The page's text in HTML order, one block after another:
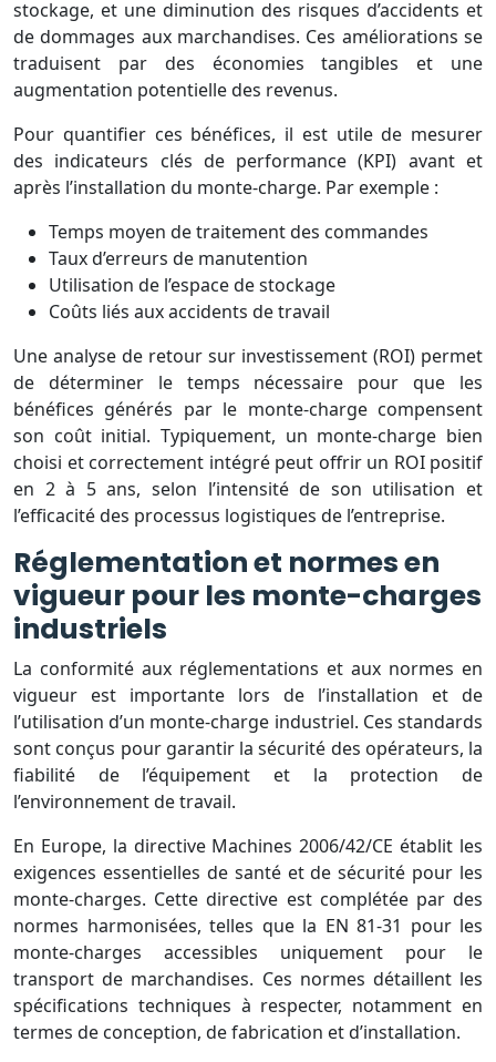
stockage, et une diminution des risques d’accidents et
de dommages aux marchandises. Ces améliorations se
traduisent par des économies tangibles et une
augmentation potentielle des revenus.
Pour quantifier ces bénéfices, il est utile de mesurer
des indicateurs clés de performance (KPI) avant et
après l’installation du monte-charge. Par exemple :
Temps moyen de traitement des commandes
Taux d’erreurs de manutention
Utilisation de l’espace de stockage
Coûts liés aux accidents de travail
Une analyse de retour sur investissement (ROI) permet
de déterminer le temps nécessaire pour que les
bénéfices générés par le monte-charge compensent
son coût initial. Typiquement, un monte-charge bien
choisi et correctement intégré peut offrir un ROI positif
en 2 à 5 ans, selon l’intensité de son utilisation et
l’efficacité des processus logistiques de l’entreprise.
Réglementation et normes en
vigueur pour les monte-charges
industriels
La conformité aux réglementations et aux normes en
vigueur est importante lors de l’installation et de
l’utilisation d’un monte-charge industriel. Ces standards
sont conçus pour garantir la sécurité des opérateurs, la
fiabilité de l’équipement et la protection de
l’environnement de travail.
En Europe, la directive Machines 2006/42/CE établit les
exigences essentielles de santé et de sécurité pour les
monte-charges. Cette directive est complétée par des
normes harmonisées, telles que la EN 81-31 pour les
monte-charges accessibles uniquement pour le
transport de marchandises. Ces normes détaillent les
spécifications techniques à respecter, notamment en
termes de conception, de fabrication et d’installation.